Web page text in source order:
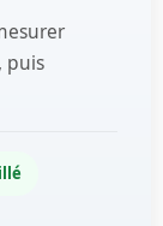
puis